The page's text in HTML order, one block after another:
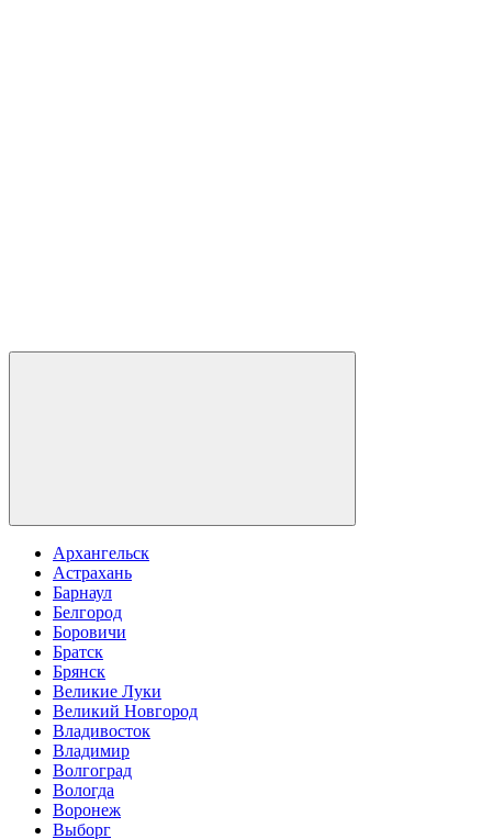
Архангельск
Астрахань
Барнаул
Белгород
Боровичи
Братск
Брянск
Великие Луки
Великий Новгород
Владивосток
Владимир
Волгоград
Вологда
Воронеж
Выборг